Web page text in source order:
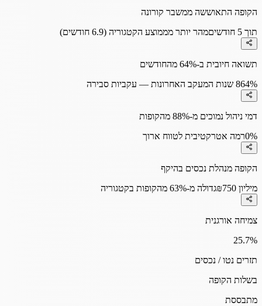
הקופה התאוששה ממשבר קורונה
תוך 5 חודשים
מהר יותר מממוצע הקטגוריה (6.9 חודשים)
תשואה חיובית ב-64% מהחודשים
64%8 שנות המעקב האחרונות — עקביות סבירה
דמי ניהול נמוכים מ-88% מהקופות
0%רמה אטרקטיבית לטווח ארוך
הקופה מנהלת נכסים בהיקף
₪750 מיליון
גדולה מ-63% מהקופות בקטגוריה
צמיחה אורגנית
25.7%
תזרים נטו / נכסים
בשלות הקופה
מתבססת